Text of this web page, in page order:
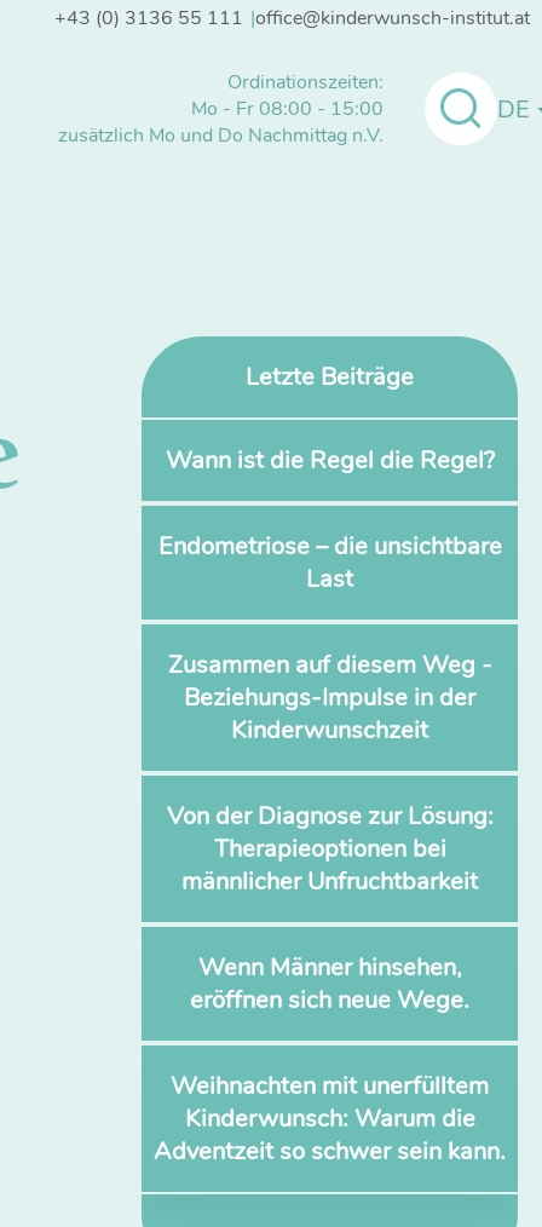
+43 (0) 3136 55 111 office@kinderwunsch-institut.at
Ordinationszeiten:
Mo - Fr 08:00 - 15:00
zusätzlich Mo und Do Nachmittag n.V.
DE
Letzte Beiträge
Wann ist die Regel die Regel?
Endometriose – die unsichtbare
Last
Zusammen auf diesem Weg -
Beziehungs-Impulse in der
Kinderwunschzeit
Von der Diagnose zur Lösung:
Therapieoptionen bei
männlicher Unfruchtbarkeit
Wenn Männer hinsehen,
eröffnen sich neue Wege.
Weihnachten mit unerfülltem
Kinderwunsch: Warum die
Adventzeit so schwer sein kann.